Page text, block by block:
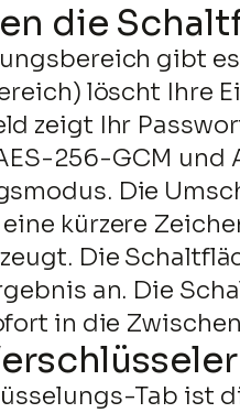
die
gibt
löscht Ihre
zeigt Ihr
256-GCM und
Die
kürzere
Die
an. Die
in die
Tab ist